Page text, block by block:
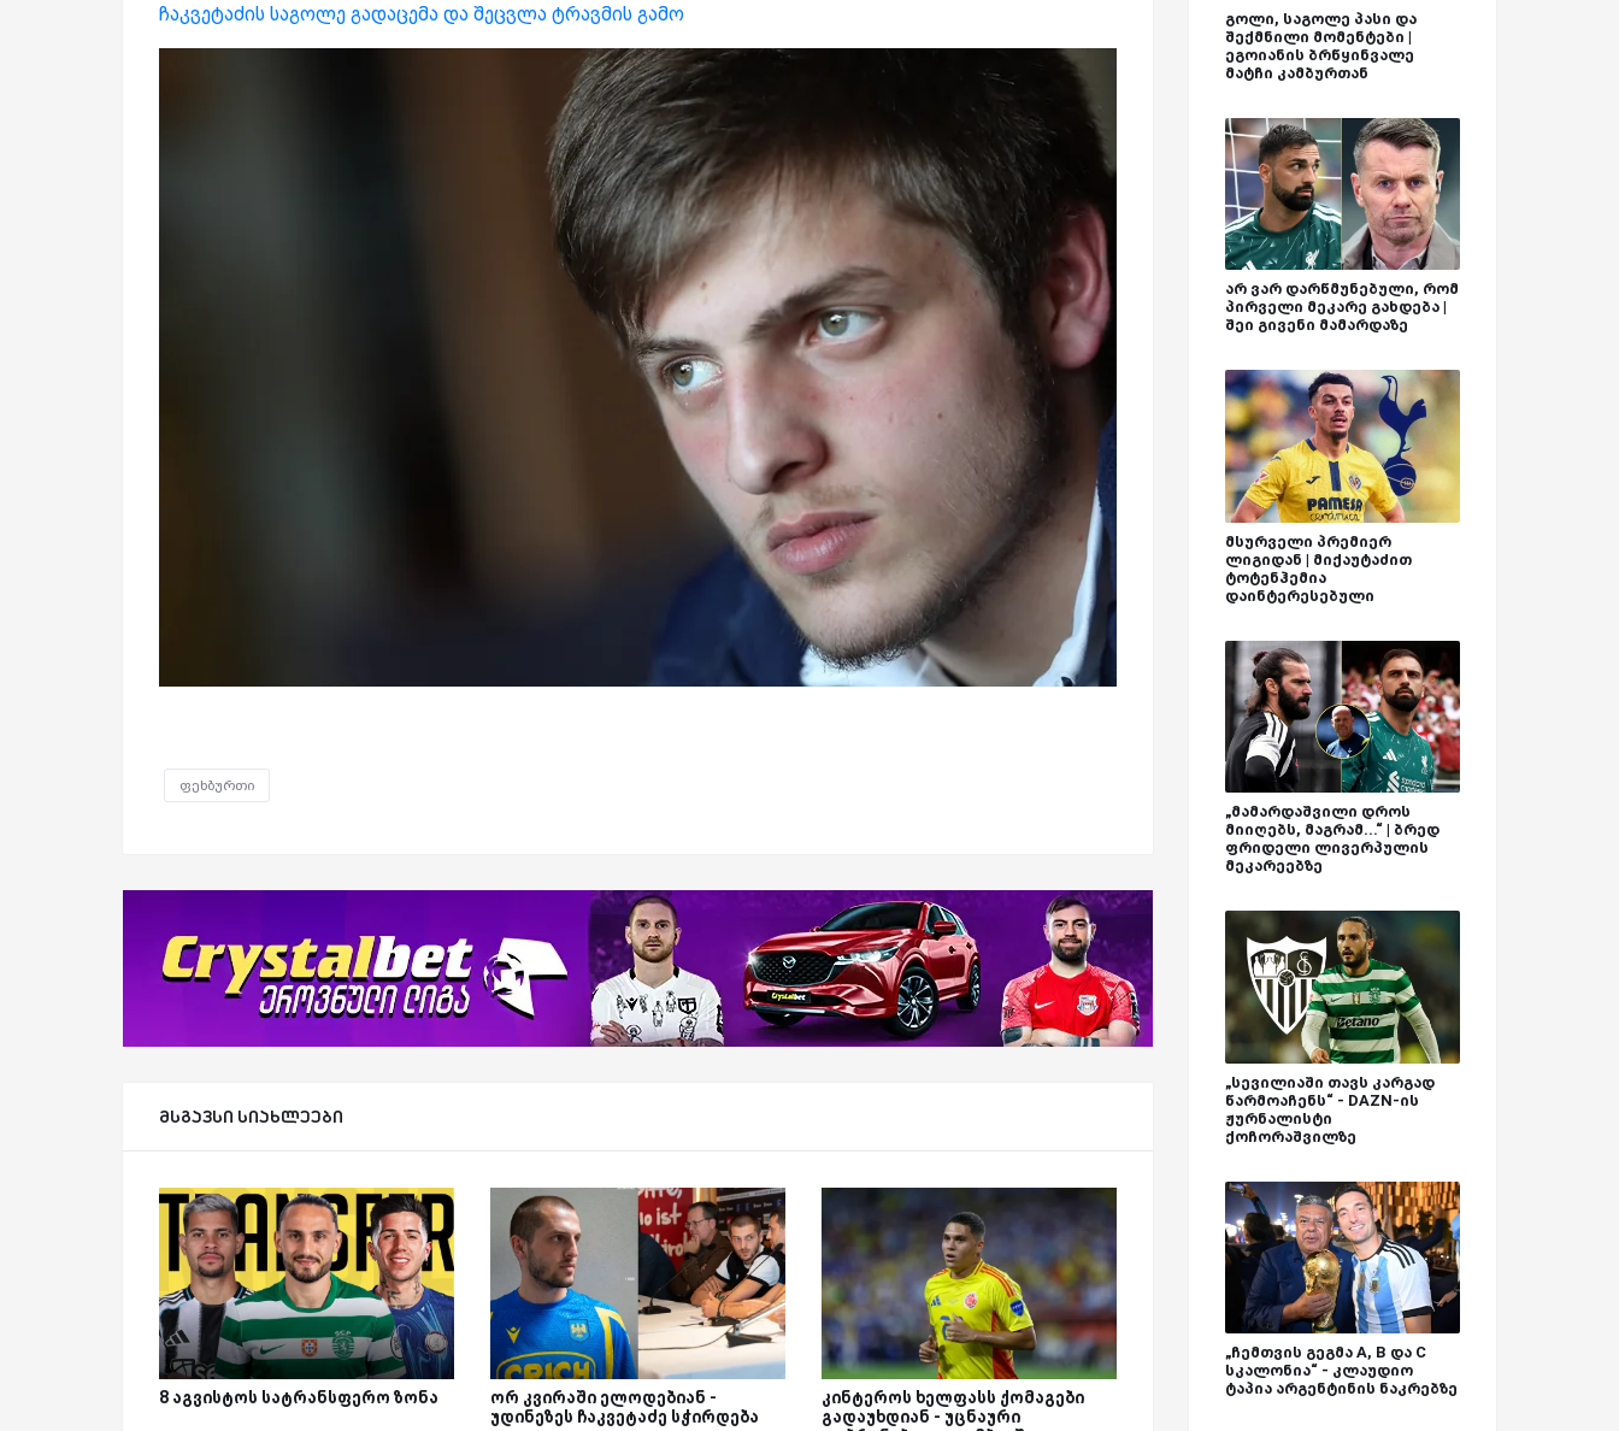
ჩაკვეტაძის საგოლე გადაცემა და შეცვლა ტრავმის გამო
ფეხბურთი
მსგავსი სიახლეები
8 აგვისტოს სატრანსფერო ზონა
ორ კვირაში ელოდებიან -
უდინეზეს ჩაკვეტაძე სჭირდება
კინტეროს ხელფასს ქომაგები
გადაუხდიან - უცნაური
გოლი, საგოლე პასი და
შექმნილი მომენტები |
ეგოიანის ბრწყინვალე
მატჩი კამბურთან
არ ვარ დარწმუნებული, რომ
პირველი მეკარე გახდება |
შეი გივენი მამარდაზე
მსურველი პრემიერ
ლიგიდან | მიქაუტაძით
ტოტენჰემია
დაინტერესებული
„მამარდაშვილი დროს
მიიღებს, მაგრამ...“ | ბრედ
ფრიდელი ლივერპულის
მეკარეებზე
„სევილიაში თავს კარგად
წარმოაჩენს“ - DAZN-ის
ჟურნალისტი
ქოჩორაშვილზე
„ჩემთვის გეგმა A, B და C
სკალონია“ - კლაუდიო
ტაპია არგენტინის ნაკრებზე